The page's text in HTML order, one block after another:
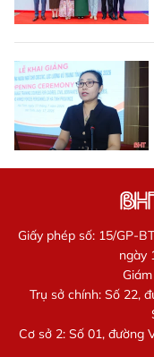
Giấy phép số: 15/GP-
ngày
Trụ sở chính: Số 22,
Cơ sở 2: Số 01, đường